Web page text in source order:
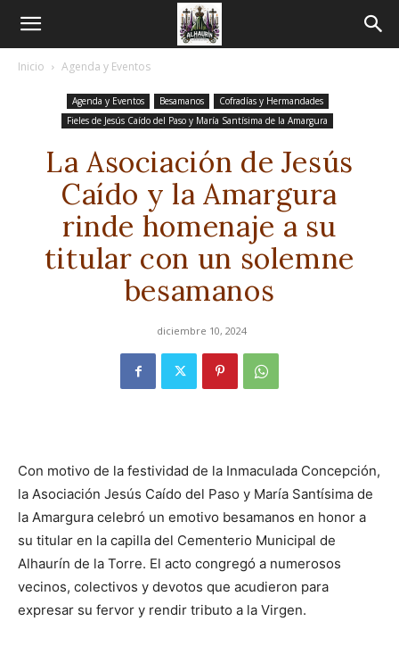
Inicio Agenda y Eventos
Agenda y Eventos Besamanos
Cofradías y Hermandades
Fieles de Jesús Caído del Paso y María Santísima de la Amargura
La Asociación de Jesús
Caído y la Amargura
rinde homenaje a su
titular con un solemne
besamanos
diciembre 10, 2024
Con motivo de la festividad de la Inmaculada Concepción,
la Asociación Jesús Caído del Paso y María Santísima de
la Amargura celebró un emotivo besamanos en honor a
su titular en la capilla del Cementerio Municipal de
Alhaurín de la Torre. El acto congregó a numerosos
vecinos, colectivos y devotos que acudieron para
expresar su fervor y rendir tributo a la Virgen.